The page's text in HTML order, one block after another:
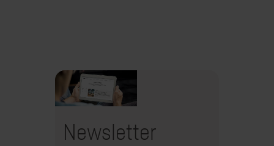
Newsletter